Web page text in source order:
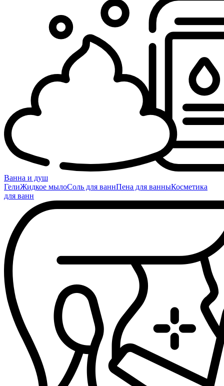
Ванна и душ
ГелиЖидкое мылоСоль для ваннПена для ванныКосметика
для ванн